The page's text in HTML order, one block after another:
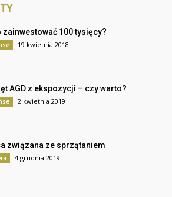
zainwestować 100 tysięcy?
19 kwietnia 2018
AGD z ekspozycji – czy warto?
2 kwietnia 2019
związana ze sprzątaniem
4 grudnia 2019